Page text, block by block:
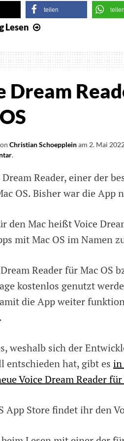
teilen teilen
Lesen
Nutzung
von
Readern
Dream
Christian Schoeppleinam 2. Mai
on
Dream
jetzt
Mac
OS
.
Dream Reader, einer der
OS. Bisher war die App
den Mac heißt Voice
mit Mac OS im Namen
Reader für Mac OS
kostenlos genutzt
die App weiter
weshalb sich der
entschieden hat, gibt es in
Voice Dream Reader
App Store findet ihr den